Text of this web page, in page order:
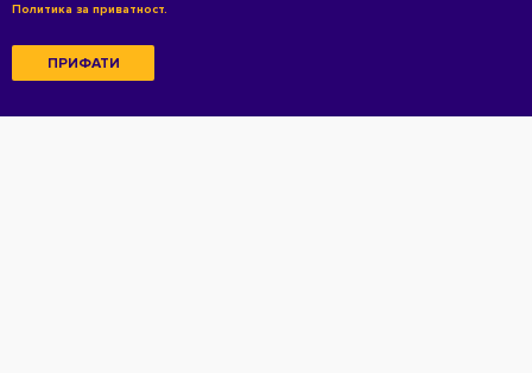
Политика за приватност.
ПРИФАТИ